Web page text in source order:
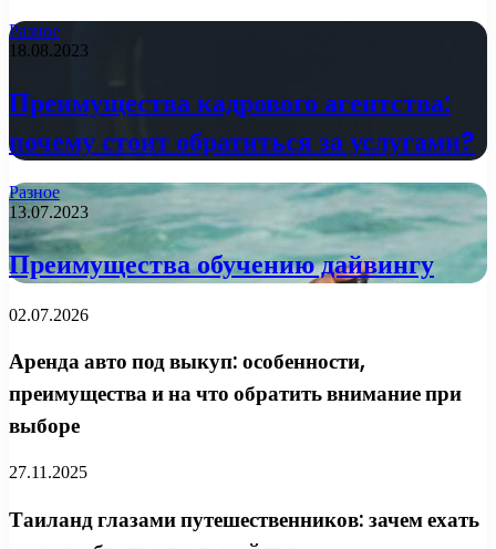
Разное
18.08.2023
Преимущества кадрового агентства:
почему стоит обратиться за услугами?
Разное
13.07.2023
Преимущества обучению дайвингу
02.07.2026
Аренда авто под выкуп: особенности,
преимущества и на что обратить внимание при
выборе
27.11.2025
Таиланд глазами путешественников: зачем ехать